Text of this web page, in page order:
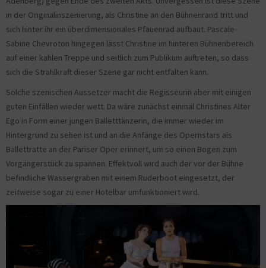
in der Originalinszenierung, als Christine an den Bühnenrand tritt und
sich hinter ihr ein überdimensionales Pfauenrad aufbaut. Pascale-
Sabine Chevroton hingegen lässt Christine im hinteren Bühnenbereich
auf einer kahlen Treppe und seitlich zum Publikum auftreten, so dass
sich die Strahlkraft dieser Szene gar nicht entfalten kann.
Solche szenischen Aussetzer macht die Regisseurin aber mit einigen
guten Einfällen wieder wett. Da wäre zunächst einmal Christines Alter
Ego in Form einer jungen Balletttänzerin, die immer wieder im
Hintergrund zu sehen ist und an die Anfänge des Opernstars als
Ballettratte an der Pariser Oper erinnert, um so einen Bogen zum
Vorgängerstück zu spannen. Effektvoll wird auch der vor der Bühne
befindliche Wassergraben mit einem Ruderboot eingesetzt, der
zeitweise sogar zu einer Hotelbar umfunktioniert wird.